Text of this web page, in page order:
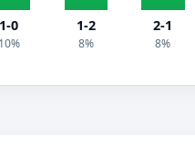
1-0 1-2
8%
2-1
8%